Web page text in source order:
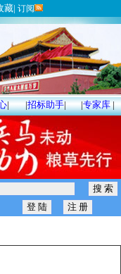
藏| 订阅
| |招标助手| |专家库|